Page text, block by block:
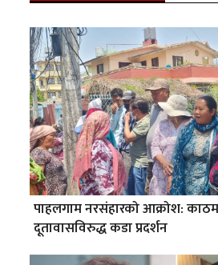
पाहलगाम नरसंहारको आक्रोश:
दूतावासविरुद्ध कडा प्रदर्शन